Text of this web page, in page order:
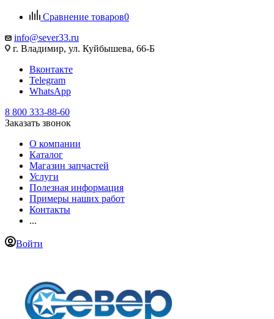
Сравнение товаров0
info@sever33.ru
г. Владимир, ул. Куйбышева, 66-Б
Вконтакте
Telegram
WhatsApp
8 800 333-88-60
Заказать звонок
О компании
Каталог
Магазин запчастей
Услуги
Полезная информация
Примеры наших работ
Контакты
...
Войти